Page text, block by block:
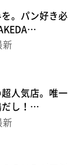
。パン好き必
崎市古川長岡
新
人気店。唯一
し！
arakawa」
新